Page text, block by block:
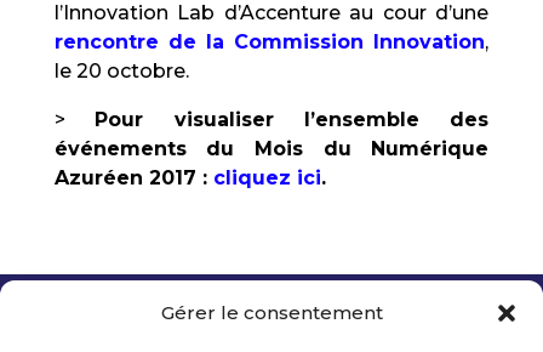
Gérer le consentement
l’Innovation Lab d’Accenture au cour d’une
rencontre de la Commission Innovation,
le 20 octobre.
> Pour visualiser l’ensemble des
événements du Mois du Numérique
Azuréen 2017 : cliquez ici.